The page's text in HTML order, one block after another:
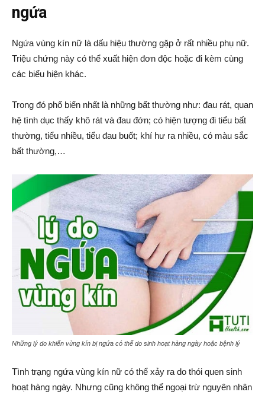
ngứa
Ngứa vùng kín nữ là dấu hiệu thường gặp ở rất nhiều phụ nữ.
Triệu chứng này có thể xuất hiện đơn độc hoặc đi kèm cùng
các biểu hiện khác.
Trong đó phổ biến nhất là những bất thường như: đau rát, quan
hệ tình dục thấy khô rát và đau đớn; có hiện tượng đi tiểu bất
thường, tiểu nhiều, tiểu đau buốt; khí hư ra nhiều, có màu sắc
bất thường,…
Những lý do khiến vùng kín bị ngứa có thể do sinh hoạt hàng ngày hoặc bệnh lý
Tình trạng ngứa vùng kín nữ có thể xảy ra do thói quen sinh
hoạt hàng ngày. Nhưng cũng không thể ngoại trừ nguyên nhân